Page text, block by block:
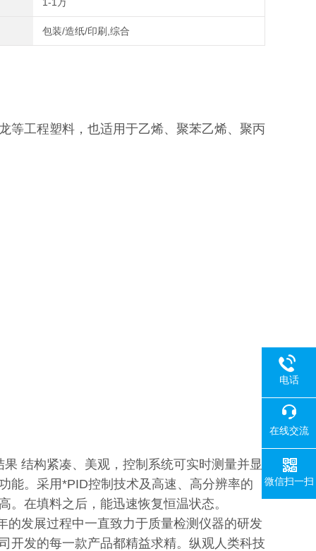
包装/造纸/印刷,综合
等工程塑料，也适用于乙烯、聚苯乙烯、聚丙
结构紧凑、美观，控制系统可实时测量并显
能。采用*PID控制技术及高速、高分辨率的
在填料之后，能迅速恢复恒温状态。
发展过程中一直致力于质量检测仪器的研发
开发的每一款产品都精益求精。纵观人类科技
电话
在线交流
微信扫一扫